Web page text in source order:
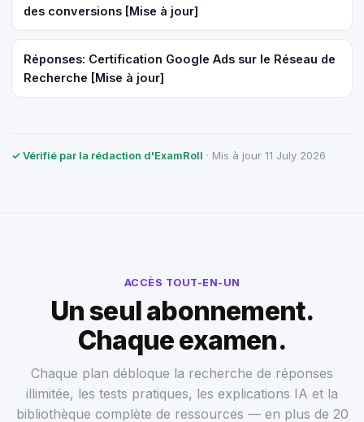
des conversions [Mise à jour]
Réponses: Certification Google Ads sur le Réseau de
Recherche [Mise à jour]
✓ Vérifié par la rédaction d'ExamRoll · Mis à jour 11 July 2026
ACCÈS TOUT-EN-UN
Un seul abonnement.
Chaque examen.
Chaque plan débloque la recherche de réponses
illimitée, les tests pratiques, les explications IA et la
bibliothèque complète de ressources — en plus de 20